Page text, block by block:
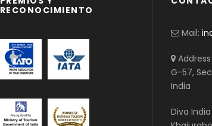
RECONOCIMIENTO
Mail:
G-57,
India
Diva